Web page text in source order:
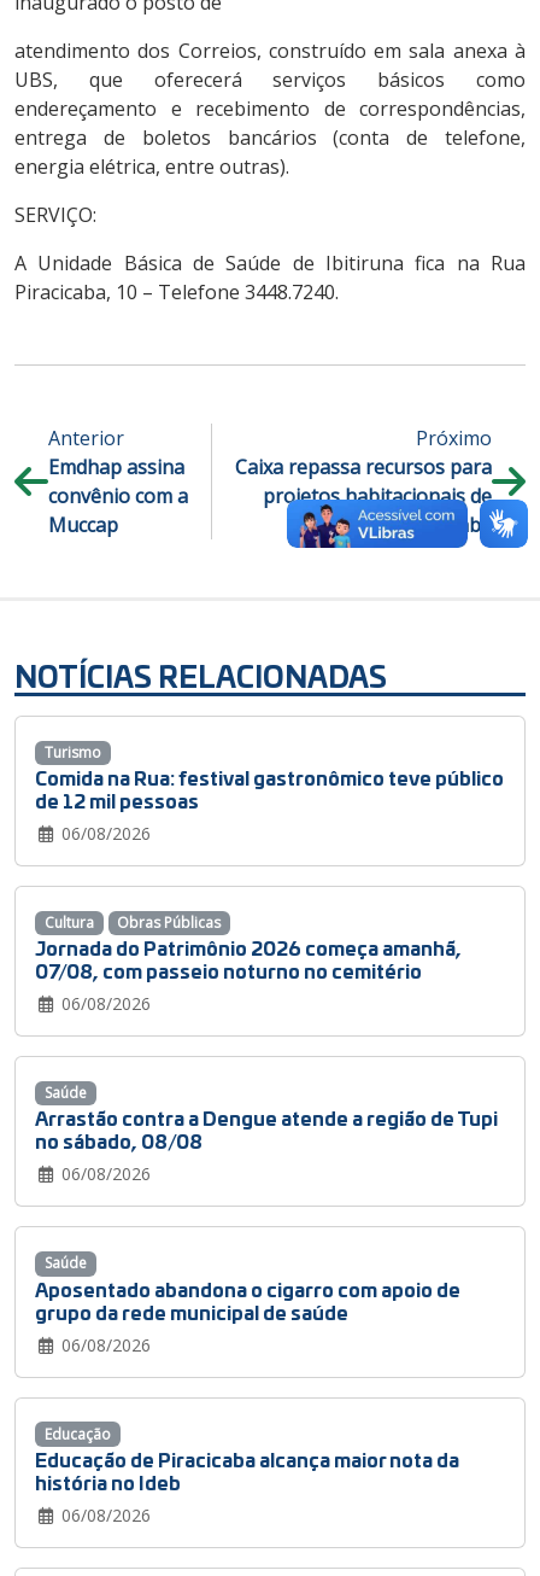
atendimento dos Correios, construído em sala anexa à
UBS, que oferecerá serviços básicos como
endereçamento e recebimento de correspondências,
entrega de boletos bancários (conta de telefone,
energia elétrica, entre outras).
SERVIÇO:
A Unidade Básica de Saúde de Ibitiruna fica na Rua
Piracicaba, 10 – Telefone 3448.7240.
Anterior
Emdhap assina
convênio com a
Muccap
Próximo
Caixa repassa recursos para
projetos habitacionais de
Piracicaba
NOTÍCIAS RELACIONADAS
Comida na Rua: festival gastronômico teve público
de 12 mil pessoas
06/08/2026
Turismo
Jornada do Patrimônio 2026 começa amanhã,
07/08, com passeio noturno no cemitério
06/08/2026
Cultura Obras Públicas
Arrastão contra a Dengue atende a região de Tupi
no sábado, 08/08
06/08/2026
Saúde
Aposentado abandona o cigarro com apoio de
grupo da rede municipal de saúde
06/08/2026
Saúde
Educação de Piracicaba alcança maior nota da
história no Ideb
06/08/2026
Educação